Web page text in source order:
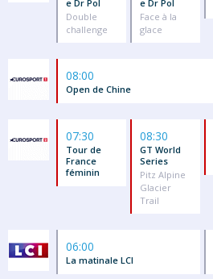
e Dr Pol
Double
challenge
e Dr Pol
Face à la
glace
08:00
Open de Chine
07:30
Tour de
France
féminin
08:30
GT World
Series
Pitz Alpine
Glacier
Trail
06:00
La matinale LCI